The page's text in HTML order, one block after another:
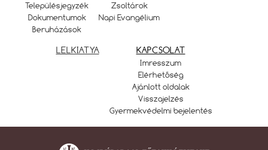
Településjegyzék
Dokumentumok
Beruházások
Zsoltárok
Napi Evangélium
LELKIATYA KAPCSOLAT
Imresszum
Elérhetőség
Ajánlott oldalak
Visszajelzés
Gyermekvédelmi bejelentés